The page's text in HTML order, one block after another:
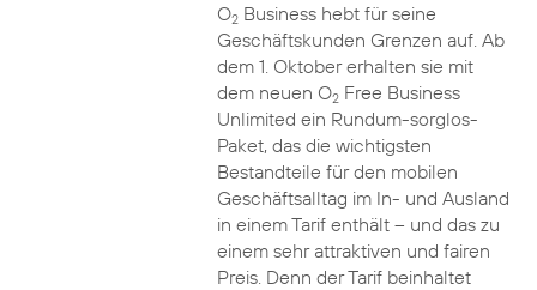
O2Business hebt für seine
Geschäftskunden Grenzen auf. Ab
dem 1. Oktober erhalten sie mit
dem neuen O2Free Business
Unlimited ein Rundum-sorglos-
Paket, das die wichtigsten
Bestandteile für den mobilen
Geschäftsalltag im In- und Ausland
in einem Tarif enthält – und das zu
einem sehr attraktiven und fairen
Preis. Denn der Tarif beinhaltet